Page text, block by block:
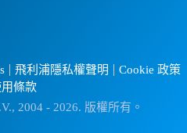
飛利浦隱私權聲明
Cookie 政策
條款
2004 - 2026. 版權所有。